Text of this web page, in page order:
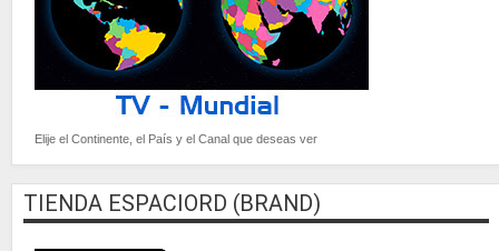
Elije el Continente, el País y el Canal que deseas ver
TIENDA ESPACIORD (BRAND)